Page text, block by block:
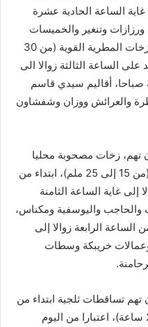
غاية الساعة الحادية عشرة
ورزازات وتنغير والخميسات
وخريبكة وزاكورة، فيما ستهم هذه الزخات المطرية القوية (من 30
على الساعة الثالثة زوالا الى
صباحا، أقاليم سيدي قاسم
والعرائش ووزان وشفشاون
تهم، زخات مصحوبة محليا
بتساقط للبرد وزخات رعدية معتدلة (من 15 إلى 25 ملم)، ابتداء من
إلى غاية الساعة الثامنة
واليوسفية ومكناس،
الساعة الرابعة زوالا إلى
خريبكة وسطات
تساقطات ثلجية ابتداء من
علو 1400م (من 10 إلى 30 سم/ 24 ساعة)، اعتبارا من اليوم